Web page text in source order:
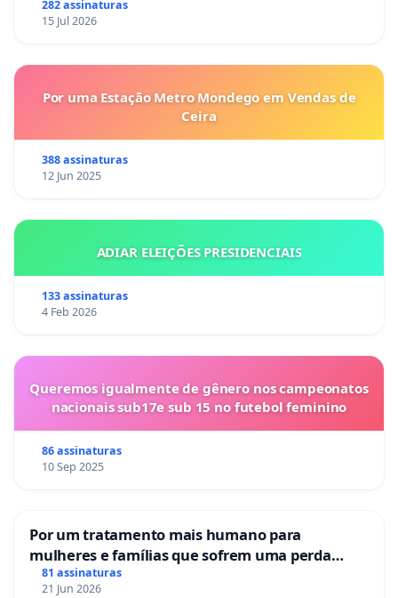
282 assinaturas
15 Jul 2026
Por uma Estação Metro Mondego em Vendas de
Ceira
388 assinaturas
12 Jun 2025
ADIAR ELEIÇÕES PRESIDENCIAIS
133 assinaturas
4 Feb 2026
Queremos igualmente de gênero nos campeonatos
nacionais sub17e sub 15 no futebol feminino
86 assinaturas
10 Sep 2025
Por um tratamento mais humano para
mulheres e famílias que sofrem uma perda
gestacional nos hospitais portugueses
81 assinaturas
21 Jun 2026